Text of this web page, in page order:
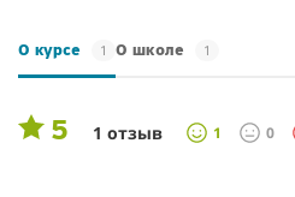
О курсе 1 О школе 1
5 1 отзыв 1 0